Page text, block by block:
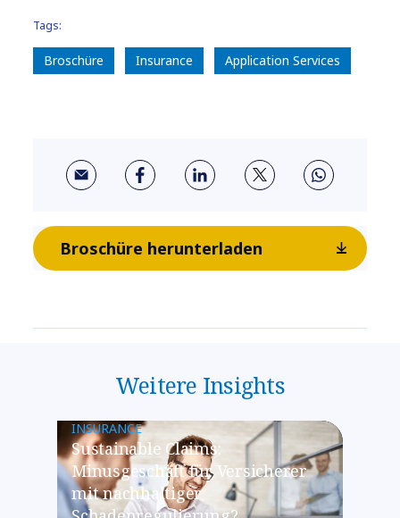
Tags:
Broschüre Insurance Application Services
Broschüre herunterladen
Weitere Insights
INSURANCE
Sustainable Claims:
Minusgeschäft für Versicherer
mit nachhaltiger